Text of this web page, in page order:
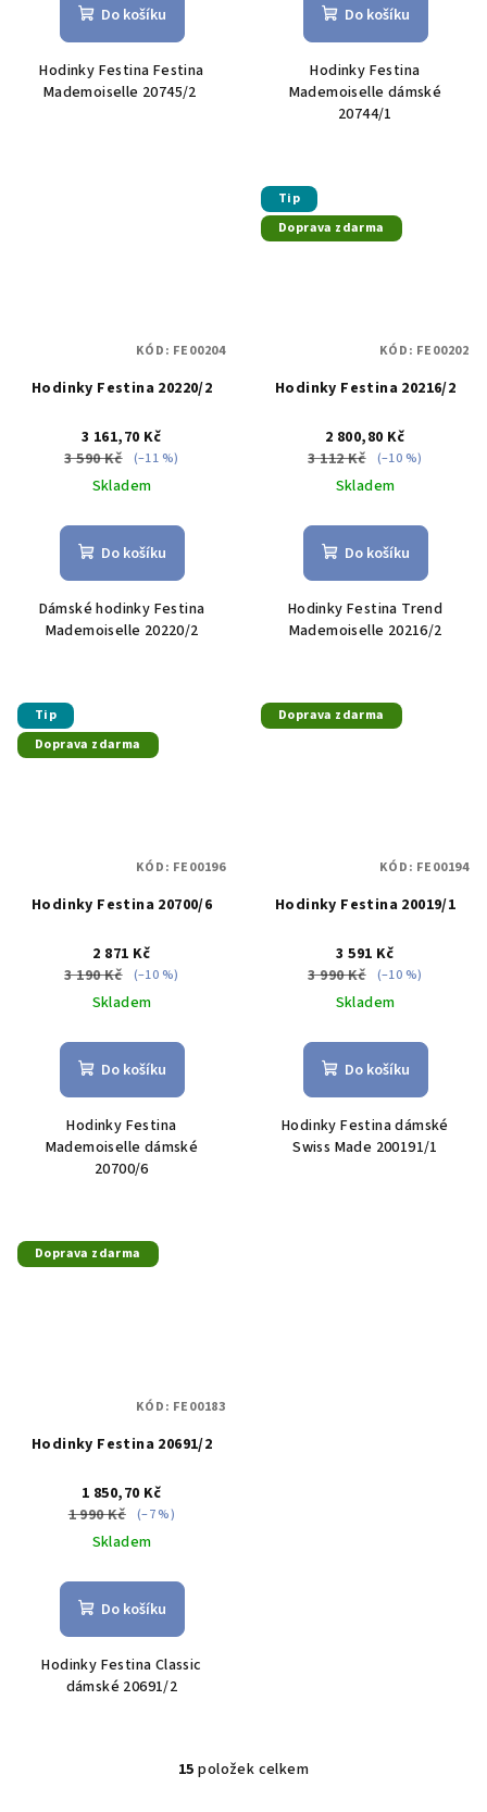
Do košíku
Hodinky Festina Festina
Mademoiselle 20745/2
Do košíku
Hodinky Festina
Mademoiselle dámské
20744/1
Hodinky Festina 20220/2
3 161,70 Kč
3 590 Kč
(–11 %)
Skladem
Do košíku
Dámské hodinky Festina
Mademoiselle 20220/2
KÓD: FE00204
Tip
Doprava zdarma
Hodinky Festina 20216/2
2 800,80 Kč
3 112 Kč
(–10 %)
Skladem
Do košíku
Hodinky Festina Trend
Mademoiselle 20216/2
KÓD: FE00202
Tip
Doprava zdarma
Hodinky Festina 20700/6
2 871 Kč
3 190 Kč
(–10 %)
Skladem
Do košíku
Hodinky Festina
Mademoiselle dámské
20700/6
KÓD: FE00196
Doprava zdarma
Hodinky Festina 20019/1
3 591 Kč
3 990 Kč
(–10 %)
Skladem
Do košíku
Hodinky Festina dámské
Swiss Made 200191/1
KÓD: FE00194
Doprava zdarma
Hodinky Festina 20691/2
1 850,70 Kč
1 990 Kč (–7 %)
Skladem
Do košíku
Hodinky Festina Classic
dámské 20691/2
KÓD: FE00183
O
15 položek celkem